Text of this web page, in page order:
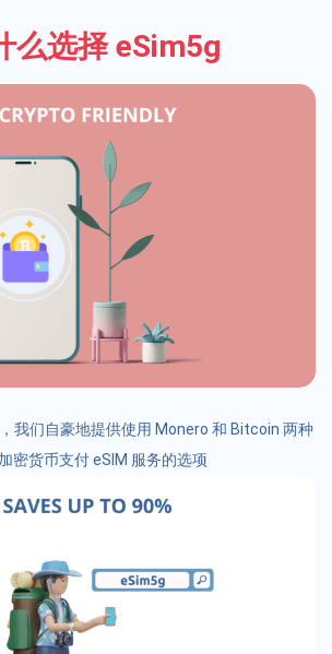
么选择 eSim5g
我们自豪地提供使用 Monero 和 Bitcoin 两种
密货币支付 eSIM 服务的选项